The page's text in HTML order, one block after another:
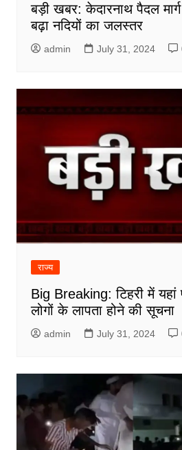
बड़ी खबर: केदारनाथ पैदल
बढ़ा नदियों का जलस्तर
admin July 31, 2024
राज्य
Big Breaking: टिहरी में यहां
लोगों के लापता होने की सूचना
admin July 31, 2024